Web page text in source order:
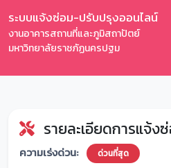
ระบบแจ้งซ่อม-ปรับปรุงออนไลน์
งานอาคารสถานที่และภูมิสถาปัตย์
มหาวิทยาลัยราชภัฏนครปฐม
รายละเอียดการแจ้ง
ความเร่งด่วน: ด่วนที่สุด